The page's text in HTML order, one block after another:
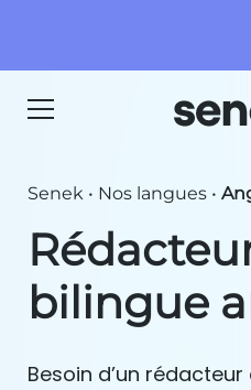
Senek • Nos langues •
bilingue
Besoin d’un